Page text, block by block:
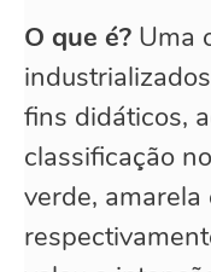
O que é? Uma
fins didáticos,
classificação
verde,